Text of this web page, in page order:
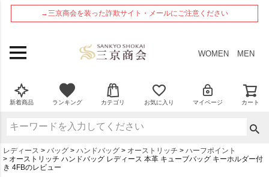
→三京商会を装った詐欺サイト・メールにご注意ください
WOMEN MEN
新着商品 ランキング カテゴリ お気に入り マイページ カート
レディース バッグ ハンドバッグ オーストリッチ
ハーフポイント
オーストリッチ ハンドバッグ レディース 本革 キューブバッグ キーホルダー付
き 4FBのレビュー
ペー